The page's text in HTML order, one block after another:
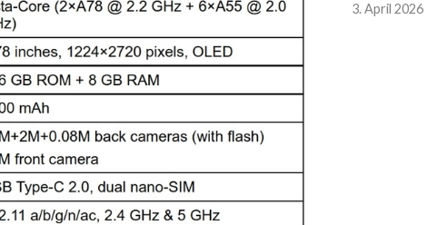
3. April 2026